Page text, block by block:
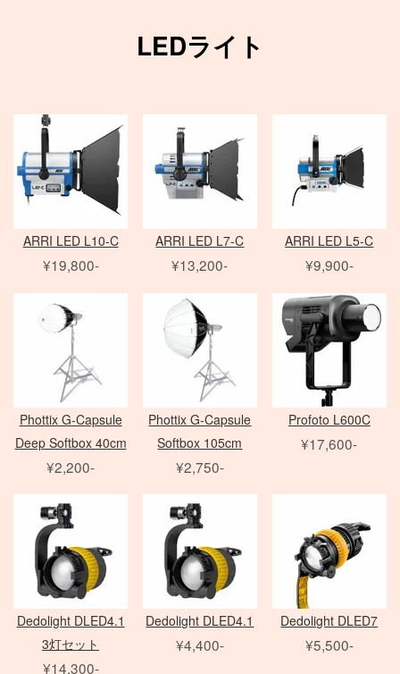
FUJIFILM GFXシリーズ
デジタルバック
PHASE ONE Pシリーズ
PHASE ONE IQシリーズ
PHASE ONE 中判カメラ
メモリーカード各種
PC用 外付バッテリー
PC用 アクセサリ
PCモニター
EIZO モニター
モニター用 アクセサリ
ケーブル / アダプター
PC用 ケーブル
PC用 変換アダプタ
映像出力用 ケーブル
Nikon Lens ACC
Zマウントレンズ
AF-S 単焦点レンズ
AF-S ズームレンズ
Micro レンズ
PC / PC-E レンズ
AI レンズ
アクセサリ
スピードライト
レリーズ
Sony Lens ACC
H カメラ
HC レンズ
アクセサリ
Mamiya 645 AF
オールド AFレンズ
FUJIFILM GFX
Sinar
COLAVOLEX
Film Camera / Lens
クラシックカメラ専門 姉妹店「スプール」
大判 在庫リスト
Manfrotto
一脚
三脚
雲台・他
QUICK-SET
ハスキー三脚
Other Brands
アダプター
TIFFEN
SER.9 フィルター
ND フィルター
アダプター
Kenko
ND フィルター
PL フィルター
クローズアップ
ソフトフィルター
モノブロック
（バッテリータイプ）
オパライト
ソフトボックス
エフェクトランプ
アクセサリ
Profoto
電源部
ヘッド
モノブロック
（ACタイプ）
モノブロック
（バッテリータイプ）
クリップオン
STORM シリーズ
Light Storm シリーズ
amaran シリーズ
NOVA シリーズ
INFINIBAR シリーズ
アクセサリ
ソフトボックス
スポットライトマウント
フレネル・バーンドア
その他 LEDライト
Profoto
Phottix
ASTERA
DEDOLIGHT
Fotodiox
Manfrotto
Avenger
センチュリースタンド
Other Brand
クランプ
Manfrotto
Avenger
Other Brand
ブーム
MINOLTA
SEKONIC
Kenko
レフ
折り畳みレフ
スクリムジム
布/フレーム/他
LEDライト
ARRI LED L10-C
¥19,800-
ARRI LED L7-C
¥13,200-
ARRI LED L5-C
¥9,900-
Phottix G-Capsule
Deep Softbox 40cm
¥2,200-
Phottix G-Capsule
Softbox 105cm
¥2,750-
Profoto L600C
¥17,600-
Dedolight DLED4.1
3灯セット
¥14,300-
Dedolight DLED4.1
¥4,400-
Dedolight DLED7
¥5,500-